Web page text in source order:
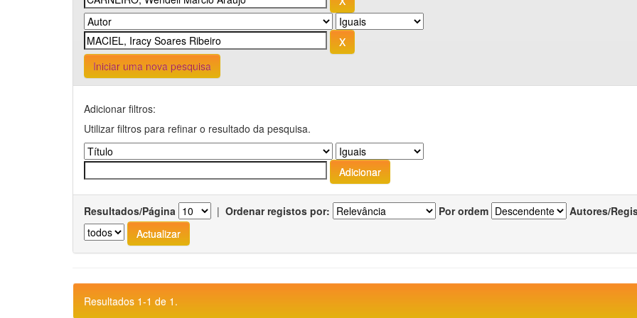
Iniciar uma nova pesquisa
Adicionar filtros:
Utilizar filtros para refinar o resultado da pesquisa.
Resultados/Página | Ordenar registos por: Por ordem Autores/
Resultados 1-1 de 1.